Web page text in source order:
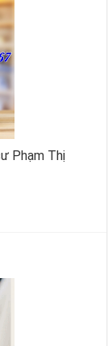
Phạm Thị